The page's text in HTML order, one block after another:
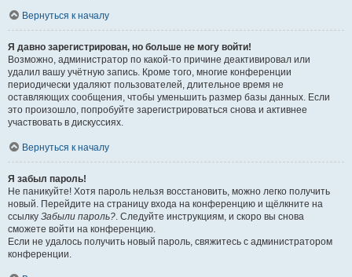
Вернуться к началу
Я давно зарегистрирован, но больше не могу войти!
Возможно, администратор по какой-то причине деактивировал или
удалил вашу учётную запись. Кроме того, многие конференции
периодически удаляют пользователей, длительное время не
оставляющих сообщения, чтобы уменьшить размер базы данных. Если
это произошло, попробуйте зарегистрироваться снова и активнее
участвовать в дискуссиях.
Вернуться к началу
Я забыл пароль!
Не паникуйте! Хотя пароль нельзя восстановить, можно легко получить
новый. Перейдите на страницу входа на конференцию и щёлкните на
ссылку Забыли пароль?. Следуйте инструкциям, и скоро вы снова
сможете войти на конференцию.
Если не удалось получить новый пароль, свяжитесь с администратором
конференции.